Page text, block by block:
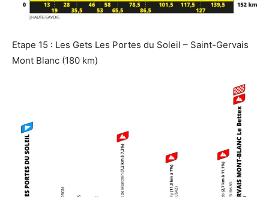
Etape 15 : Les Gets Les Portes du Soleil – Saint-Gervais
Mont Blanc (180 km)